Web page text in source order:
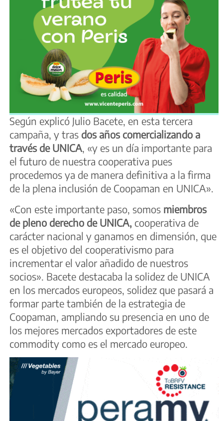
Según explicó Julio Bacete, en esta tercera
campaña, y tras dos años comercializando a
través de UNICA, «y es un día importante para
el futuro de nuestra cooperativa pues
procedemos ya de manera definitiva a la firma
de la plena inclusión de Coopaman en UNICA».
«Con este importante paso, somos miembros
de pleno derecho de UNICA, cooperativa de
carácter nacional y ganamos en dimensión, que
es el objetivo del cooperativismo para
incrementar el valor añadido de nuestros
socios». Bacete destacaba la solidez de UNICA
en los mercados europeos, solidez que pasará a
formar parte también de la estrategia de
Coopaman, ampliando su presencia en uno de
los mejores mercados exportadores de este
commodity como es el mercado europeo.